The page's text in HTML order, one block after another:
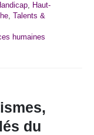
, Haut-
,
Talents &
humaines
du